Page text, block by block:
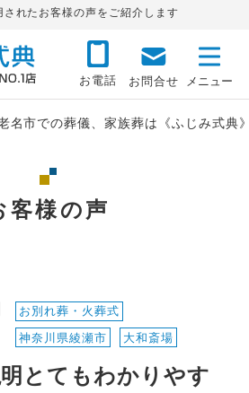
れたお客様の声をご紹介します
お電話 お問合せ
名市での葬儀、家族葬は《ふじみ式典
客様の声
お別れ葬・火葬式
神奈川県綾瀬市
大和斎場
とてもわかりやす